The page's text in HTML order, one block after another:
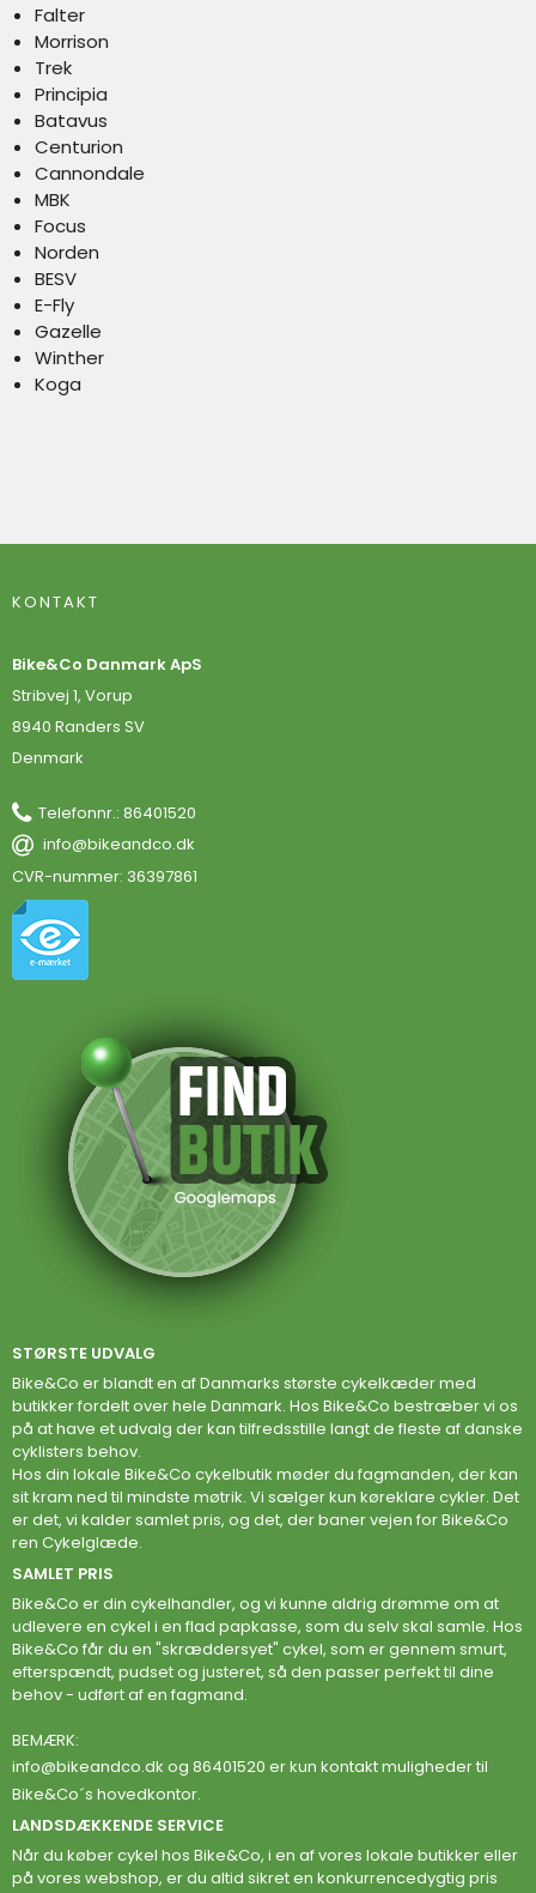
Falter
Morrison
Trek
Principia
Batavus
Centurion
Cannondale
MBK
Focus
Norden
BESV
E-Fly
Gazelle
Winther
Koga
KONTAKT
Bike&Co Danmark ApS
Stribvej 1, Vorup
8940 Randers SV
Denmark
Telefonnr.: 86401520
info@bikeandco.dk
CVR-nummer: 36397861
STØRSTE UDVALG
Bike&Co er blandt en af Danmarks største cykelkæder med
butikker fordelt over hele Danmark. Hos Bike&Co bestræber vi os
på at have et udvalg der kan tilfredsstille langt de fleste af danske
cyklisters behov.
Hos din lokale Bike&Co cykelbutik møder du fagmanden, der kan
sit kram ned til mindste møtrik. Vi sælger kun køreklare cykler. Det
er det, vi kalder samlet pris, og det, der baner vejen for Bike&Co
ren Cykelglæde.
SAMLET PRIS
Bike&Co er din cykelhandler, og vi kunne aldrig drømme om at
udlevere en cykel i en flad papkasse, som du selv skal samle. Hos
Bike&Co får du en "skræddersyet" cykel, som er gennem smurt,
efterspændt, pudset og justeret, så den passer perfekt til dine
behov - udført af en fagmand.
BEMÆRK:
info@bikeandco.dk og 86401520 er kun kontakt muligheder til
Bike&Co´s hovedkontor.
LANDSDÆKKENDE SERVICE
Når du køber cykel hos Bike&Co, i en af vores lokale butikker eller
på vores webshop, er du altid sikret en konkurrencedygtig pris